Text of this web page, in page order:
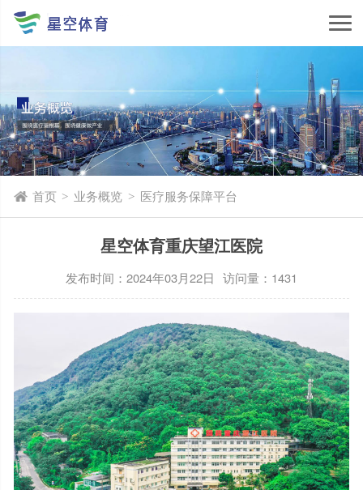
首页 > 业务概览 > 医疗服务保障平台
星空体育重庆望江医院
发布时间：2024年03月22日 访问量：1431